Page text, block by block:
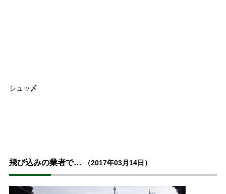
シュッ〆
飛び込みの業者で… （2017年03月14日）